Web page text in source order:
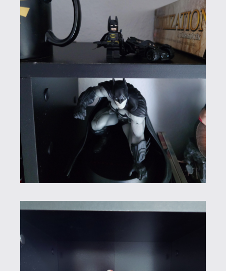
Ha valaki megkérdezné tőlem, hogy
gyűjtőnek tartom-e magam, akkor
határozott nem a válaszom. Egy átlagos
mai játékos vagy egy kívülálló számára
annak tűnhetek, valójában ennek a
hobbinak ilyen szerény szinten nem sok
köze van a klasszikus értelemben vett
gyűjtéshez, igaz magához a játszáshoz, a
gaminghez sem. Egy hardcore játékosnak
ugyanúgy semmi szüksége nincs ezekre
a "kacatokra", mint ahogyan egyetlen
fénykard vagy figura nélkül is lehet valaki
rajongó/függő/szakértő. Az én
szememben az igazi gyűjtők általában
meg a játékokat, gyűjtői változatokat,
figurákat az utókornak...és sokkal